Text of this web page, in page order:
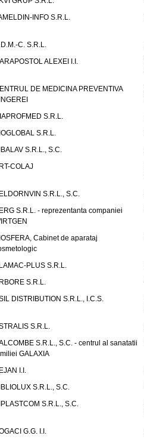
INFO S.R.L.
C. S.R.L.
ALEXEI I.I.
DE MEDICINA PREVENTIVA
S.R.L.
S.R.L.
S.R.L., S.C.
COLAJ
S.R.L., S.C.
S.R.L. - reprezentanta companiei
Cabinet de aparataj
PLUS S.R.L.
S.R.L.
DISTRIBUTION S.R.L., I.C.S.
S.R.L.
S.R.L., S.C. - centrul al sanatatii
GALAXIA
I.I.
S.R.L., S.C.
S.R.L., S.C.
G.G. I.I.